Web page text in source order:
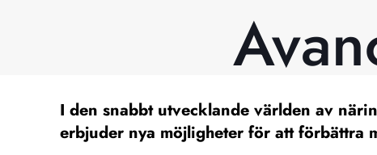
I den snabbt utvecklande världen av
erbjuder nya möjligheter för att förbättra